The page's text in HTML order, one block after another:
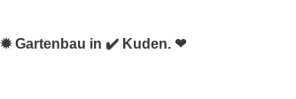
✹ Gartenbau in ✔️ Kuden. ❤